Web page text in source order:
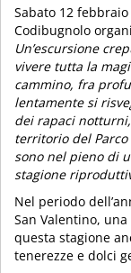
Sabato 12 febbraio
Codibugnolo
Un’escursione
vivere tutta la
cammino, fra
lentamente si
dei rapaci
territorio del
sono nel pieno di
stagione
Nel periodo
San Valentino,
questa stagione
tenerezze e dolci